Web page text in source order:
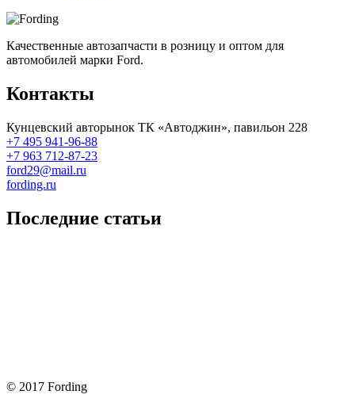
Качественные автозапчасти в розницу и оптом для
автомобилей марки Ford.
Контакты
Кунцевский авторынок ТК «Автоджин», павильон 228
+7 495 941-96-88
+7 963 712-87-23
ford29@mail.ru
fording.ru
Последние статьи
© 2017 Fording